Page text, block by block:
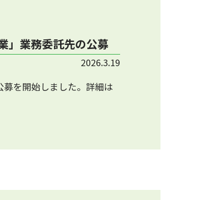
」業務委託先の公募
2026.3.19
を開始しました。詳細は